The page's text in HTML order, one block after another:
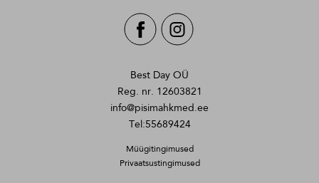
Best Day OÜ
Reg. nr. 12603821
info@pisimahkmed.ee
Tel:55689424
Müügitingimused
Privaatsustingimused